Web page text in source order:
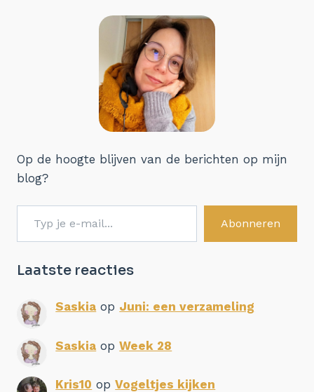
Op de hoogte blijven van de berichten op mijn
blog?
Typ je e-mail...
Abonneren
Laatste reacties
Saskia op Juni: een verzameling
Saskia opWeek 28
Kris10 opVogeltjes kijken